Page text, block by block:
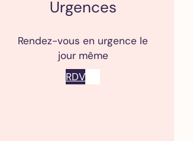
Urgences
Rendez-vous en urgence le
jour même
RDV